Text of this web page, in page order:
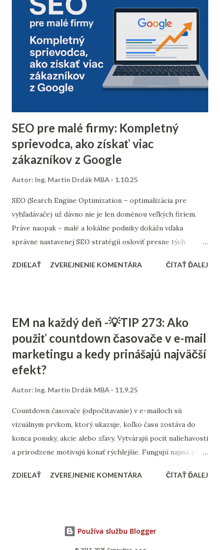
Odfiltrovanie neaktívnych používateľov, starých alebo
neoverených e-mailov vám pomôže zvýšiť mieru
doručiteľnosti a znížiť riziko, že vaše e-maily skončia v
spam priečinku. Zamerajte sa najmä na tých príjemcov, ktorí
dlhodobo neotvárali e-maily – zvážte, či má zmysel ich
osloviť špeciálnou reaktivačnou kampaňou, alebo ich radšej
úplne odstrániť z databázy. 2. Segmentácia kontaktov podľa
minuloročnej v...
SEO pre malé firmy: Kompletný
sprievodca, ako získať viac
zákazníkov z Google
Autor: Ing. Martin Drdák MBA 1.10.25
SEO (Search Engine Optimization – optimalizácia pre
vyhľadávače) už dávno nie je len doménou veľkých firiem.
Práve naopak – malé a lokálne podniky dokážu vďaka
správne nastavenej SEO stratégii osloviť presne tých
ako nastaviť SEO tak, aby fungovalo aj pri menšom
osloviť zákazníkov z celého Slovenska alebo len z vášho
mesta? Výskum kľúčových slov – zistite, čo ľudia hľadajú.
Namiesto všeobecných výrazov typu „kaviareň“ skúste
„kaviareň Bratislava Staré Mesto“ alebo „zdravé obedy
firmy vo vašom segmente. ➡️ Viac sa tejto téme venujeme v
článku: „Ako nájsť správne kľúčové slová pre malé firmy“ 2.
On-page SEO (čo viete spraviť priamo na webe) Tu ide o
úpravu obsahu a technických prvko...
ZDIEĽAŤ ZVEREJNENIE KOMENTÁRA ČÍTAŤ ĎALEJ
EM na každý deň -💡TIP 273: Ako
použiť countdown časovače v e-mail
marketingu a kedy prinášajú najväčší
efekt?
Autor: Ing. Martin Drdák MBA 11.9.25
Countdown časovače (odpočítavanie) v e-mailoch sú
vizuálnym prvkom, ktorý ukazuje, koľko času zostáva do
konca ponuky, akcie alebo zľavy. Vytvárajú pocit naliehavosti
a prirodzene motivujú konať rýchlejšie. Fungujú najmä pri
doručení do Vianoc alebo posledných hodinách platnosti
to-action), teda pri tlačidle na nákup alebo registráciu.
ZDIEĽAŤ ZVEREJNENIE KOMENTÁRA ČÍTAŤ ĎALEJ
Používa službu Blogger